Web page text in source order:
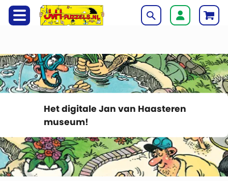
Het digitale Jan van Haasteren
museum!